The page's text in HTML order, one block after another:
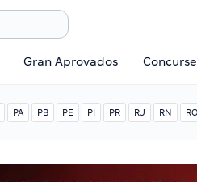
Gran Aprovados
PA PB PE PI PR RJ RN RO